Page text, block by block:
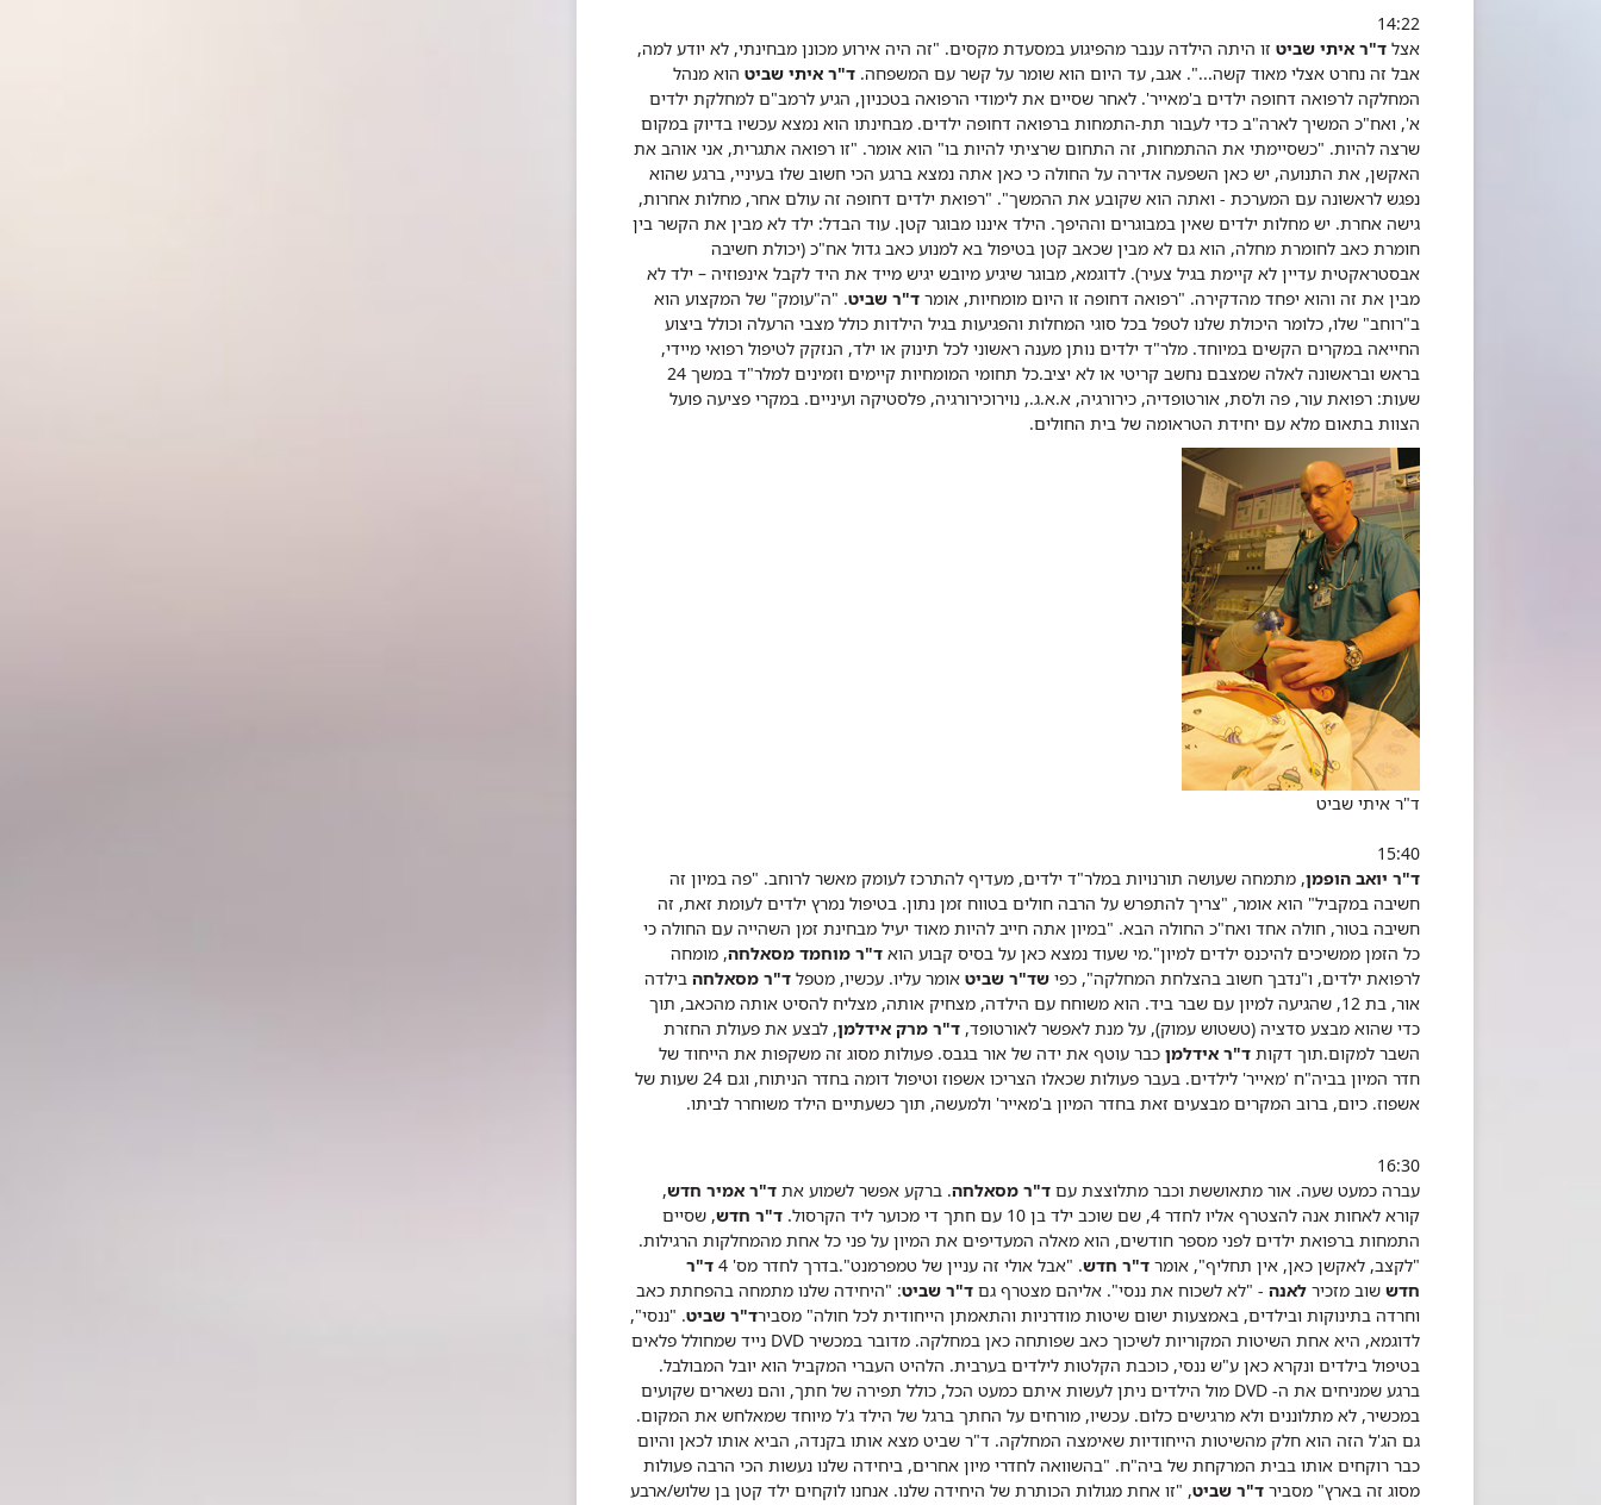
14:22
אצל ד"ר איתי שביט זו היתה הילדה ענבר מהפיגוע במסעדת מקסים. "זה היה אירוע מכונן מבחינתי, לא יודע למה,
אבל זה נחרט אצלי מאוד קשה...". אגב, עד היום הוא שומר על קשר עם המשפחה. ד"ר איתי שביט הוא מנהל
המחלקה לרפואה דחופה ילדים ב'מאייר'. לאחר שסיים את לימודי הרפואה בטכניון, הגיע לרמב"ם למחלקת ילדים
א', ואח"כ המשיך לארה"ב כדי לעבור תת-התמחות ברפואה דחופה ילדים. מבחינתו הוא נמצא עכשיו בדיוק במקום
שרצה להיות. "כשסיימתי את ההתמחות, זה התחום שרציתי להיות בו" הוא אומר. "זו רפואה אתגרית, אני אוהב את
האקשן, את התנועה, יש כאן השפעה אדירה על החולה כי כאן אתה נמצא ברגע הכי חשוב שלו בעיניי, ברגע שהוא
נפגש לראשונה עם המערכת - ואתה הוא שקובע את ההמשך". "רפואת ילדים דחופה זה עולם אחר, מחלות אחרות,
גישה אחרת. יש מחלות ילדים שאין במבוגרים וההיפך. הילד איננו מבוגר קטן. עוד הבדל: ילד לא מבין את הקשר בין
חומרת כאב לחומרת מחלה, הוא גם לא מבין שכאב קטן בטיפול בא למנוע כאב גדול אח"כ (יכולת חשיבה
אבסטראקטית עדיין לא קיימת בגיל צעיר). לדוגמא, מבוגר שיגיע מיובש יגיש מייד את היד לקבל אינפוזיה – ילד לא
מבין את זה והוא יפחד מהדקירה. "רפואה דחופה זו היום מומחיות, אומר ד"ר שביט. "ה"עומק" של המקצוע הוא
ב"רוחב" שלו, כלומר היכולת שלנו לטפל בכל סוגי המחלות והפגיעות בגיל הילדות כולל מצבי הרעלה וכולל ביצוע
החייאה במקרים הקשים במיוחד. מלר"ד ילדים נותן מענה ראשוני לכל תינוק או ילד, הנזקק לטיפול רפואי מיידי,
בראש ובראשונה לאלה שמצבם נחשב קריטי או לא יציב.
כל תחומי המומחיות קיימים וזמינים למלר"ד במשך 24
שעות: רפואת עור, פה ולסת, אורטופדיה, כירורגיה, א.א.ג., נוירוכירורגיה, פלסטיקה ועיניים. במקרי פציעה פועל
הצוות בתאום מלא עם יחידת הטראומה של בית החולים.
ד"ר איתי שביט
15:40
ד"ר יואב הופמן, מתמחה שעושה תורנויות במלר"ד ילדים, מעדיף להתרכז לעומק מאשר לרוחב. "פה במיון זה
חשיבה במקביל" הוא אומר, "צריך להתפרש על הרבה חולים בטווח זמן נתון. בטיפול נמרץ ילדים לעומת זאת, זה
חשיבה בטור, חולה אחד ואח"כ החולה הבא. "במיון אתה חייב להיות מאוד יעיל מבחינת זמן השהייה עם החולה כי
כל הזמן ממשיכים להיכנס ילדים למיון".מי שעוד נמצא כאן על בסיס קבוע הוא ד"ר מוחמד מסאלחה, מומחה
לרפואת ילדים, ו"נדבך חשוב בהצלחת המחלקה", כפי שד"ר שביט אומר עליו. עכשיו, מטפל ד"ר מסאלחה בילדה
אור, בת 12, שהגיעה למיון עם שבר ביד. הוא משוחח עם הילדה, מצחיק אותה, מצליח להסיט אותה מהכאב, תוך
כדי שהוא מבצע סדציה (טשטוש עמוק), על מנת לאפשר לאורטופד, ד"​ר מרק אידלמן, לבצע את פעולת החזרת
השבר למקום.תוך דקות ד"ר אידלמן כבר עוטף את ידה של אור בגבס. פעולות מסוג זה משקפות את הייחוד של
חדר המיון בביה"ח 'מאייר' לילדים. בעבר פעולות שכאלו הצריכו אשפוז וטיפול דומה בחדר הניתוח, וגם 24 שעות של
אשפוז. כיום, ברוב המקרים מבצעים זאת בחדר המיון ב'מאייר' ולמעשה, תוך כשעתיים הילד משוחרר לביתו.
16:30
עברה כמעט שעה. אור מתאוששת וכבר מתלוצצת עם ד"ר מסאלחה. ברקע אפשר לשמוע את ד"ר אמיר חדש,
קורא לאחות אנה להצטרף אליו לחדר 4, שם שוכב ילד בן 10 עם חתך די מכוער ליד הקרסול.
ד"ר חדש, שסיים
התמחות ברפואת ילדים לפני מספר חודשים, הוא מאלה המעדיפים את המיון על פני כל אחת מהמחלקות הרגילות.
"לקצב, לאקשן כאן, אין תחליף", אומר ד"ר חדש. "אבל אולי זה עניין של טמפרמנט".בדרך לחדר מס' 4
ד"ר
חדש שוב מזכיר לאנה - "לא לשכוח את ננסי". אליהם מצטרף גם ד"ר שביט: "היחידה שלנו מתמחה בהפחתת כאב
וחרדה בתינוקות ובילדים, באמצעות ישום שיטות מודרניות והתאמתן הייחודית לכל חולה" מסבירד"ר שביט. "ננסי",
לדוגמא, היא אחת השיטות המקוריות לשיכוך כאב שפותחה כאן במחלקה. מדובר במכשיר DVD נייד שמחולל פלאים
בטיפול בילדים ונקרא כאן ע"ש ננסי, כוכבת הקלטות לילדים בערבית. הלהיט העברי המקביל הוא יובל המבולבל.
ברגע שמניחים את ה- DVD מול הילדים ניתן לעשות איתם כמעט הכל, כולל תפירה של חתך, והם נשארים שקועים
במכשיר, לא מתלוננים ולא מרגישים כלום. עכשיו, מורחים על החתך ברגל של הילד ג'ל מיוחד שמאלחש את המקום.
גם הג'ל הזה הוא חלק מהשיטות הייחודיות שאימצה המחלקה. ד"ר שביט מצא אותו בקנדה, הביא אותו לכאן והיום
כבר רוקחים אותו בבית המרקחת של ביה"ח. "בהשוואה לחדרי מיון אחרים, ביחידה שלנו נעשות הכי הרבה פעולות
מסוג זה בארץ" מסביר ד"ר שביט, "זו אחת מגולות הכותרת של היחידה שלנו. אנחנו לוקחים ילד קטן בן שלוש/ארבע